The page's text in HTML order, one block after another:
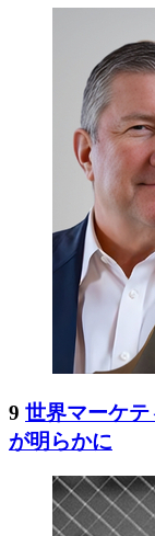
9 世界マーケテ
が明らかに